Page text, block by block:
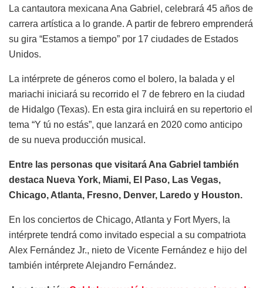
La cantautora mexicana Ana Gabriel, celebrará 45 años de
carrera artística a lo grande. A partir de febrero emprenderá
su gira “Estamos a tiempo” por 17 ciudades de Estados
Unidos.
La intérprete de géneros como el bolero, la balada y el
mariachi iniciará su recorrido el 7 de febrero en la ciudad
de Hidalgo (Texas). En esta gira incluirá en su repertorio el
tema “Y tú no estás”, que lanzará en 2020 como anticipo
de su nueva producción musical.
Entre las personas que visitará Ana Gabriel también
destaca Nueva York, Miami, El Paso, Las Vegas,
Chicago, Atlanta, Fresno, Denver, Laredo y Houston.
En los conciertos de Chicago, Atlanta y Fort Myers, la
intérprete tendrá como invitado especial a su compatriota
Alex Fernández Jr., nieto de Vicente Fernández e hijo del
también intérprete Alejandro Fernández.